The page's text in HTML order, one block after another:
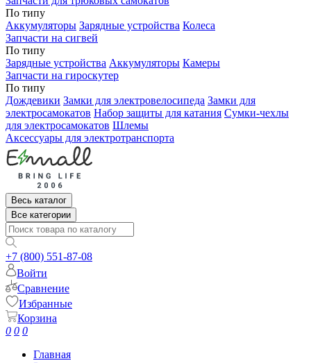
По типу
Аккумуляторы Зарядные устройства Колеса
Запчасти на сигвей
По типу
Зарядные устройства Аккумуляторы Камеры
Запчасти на гироскутер
По типу
Дождевики Замки для электровелосипеда Замки для
электросамокатов Набор защиты для катания Сумки-чехлы
для электросамокатов Шлемы
Аксессуары для электротранспорта
Весь каталог
Все категории
+7 (800) 551-87-08
Войти
Сравнение
Избранные
Корзина
0 0 0
Главная